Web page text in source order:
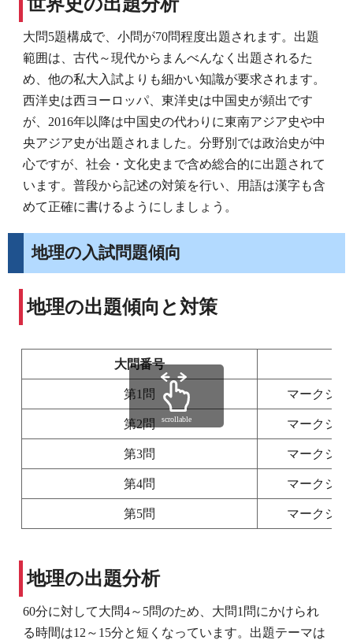
大問5題構成で、小問が70問程度出題されます。出題
範囲は、古代～現代からまんべんなく出題されるた
め、他の私大入試よりも細かい知識が要求されます。
西洋史は西ヨーロッパ、東洋史は中国史が頻出です
が、2016年以降は中国史の代わりに東南アジア史や中
央アジア史が出題されました。分野別では政治史が中
心ですが、社会・文化史まで含め総合的に出題されて
います。普段から記述の対策を行い、用語は漢字も含
めて正確に書けるようにしましょう。
地理の入試問題傾向
地理の出題傾向と対策
大問番号
第1問 マークシ
第2問 マークシ
第3問 マークシ
第4問 マークシ
第5問 マークシ
scrollable
地理の出題分析
60分に対して大問4～5問のため、大問1問にかけられ
る時間は12～15分と短くなっています。出題テーマは